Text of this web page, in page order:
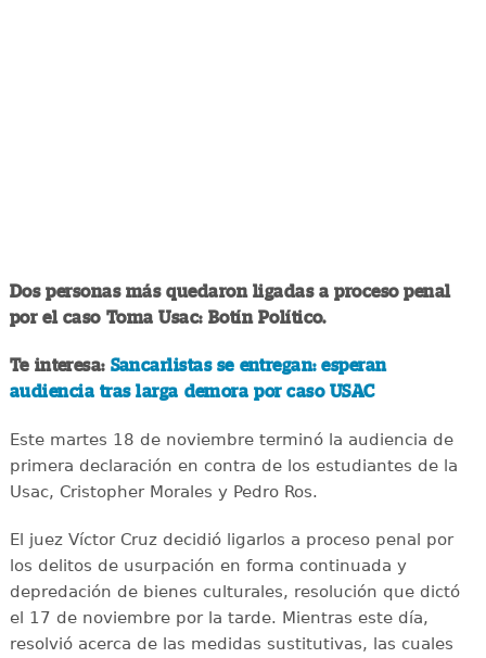
Dos personas más quedaron ligadas a proceso penal
por el caso Toma Usac: Botín Político.
Te interesa:Sancarlistas se entregan: esperan
audiencia tras larga demora por caso USAC
Este martes 18 de noviembre terminó la audiencia de
primera declaración en contra de los estudiantes de la
Usac, Cristopher Morales y Pedro Ros.
El juez Víctor Cruz decidió ligarlos a proceso penal por
los delitos de usurpación en forma continuada y
depredación de bienes culturales, resolución que dictó
el 17 de noviembre por la tarde. Mientras este día,
resolvió acerca de las medidas sustitutivas, las cuales